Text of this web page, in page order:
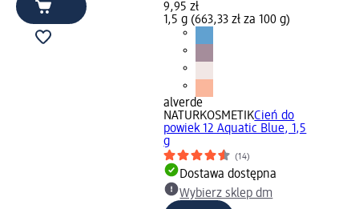
9,95 zł
1,5 g (663,33 zł za 100 g)
alverde
NATURKOSMETIKCień do
powiek 12 Aquatic Blue, 1,5
g
(14)
Dostawa dostępna
Wybierz sklep dm